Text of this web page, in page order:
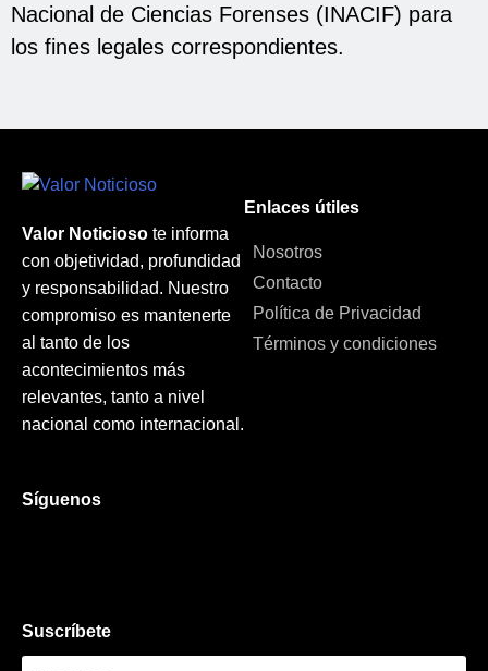
Nacional de Ciencias Forenses (INACIF) para
los fines legales correspondientes.
Valor Noticioso te informa
con objetividad, profundidad
y responsabilidad. Nuestro
compromiso es mantenerte
al tanto de los
acontecimientos más
relevantes, tanto a nivel
nacional como internacional.
Enlaces útiles
Nosotros
Contacto
Política de Privacidad
Términos y condiciones
Síguenos
Suscríbete